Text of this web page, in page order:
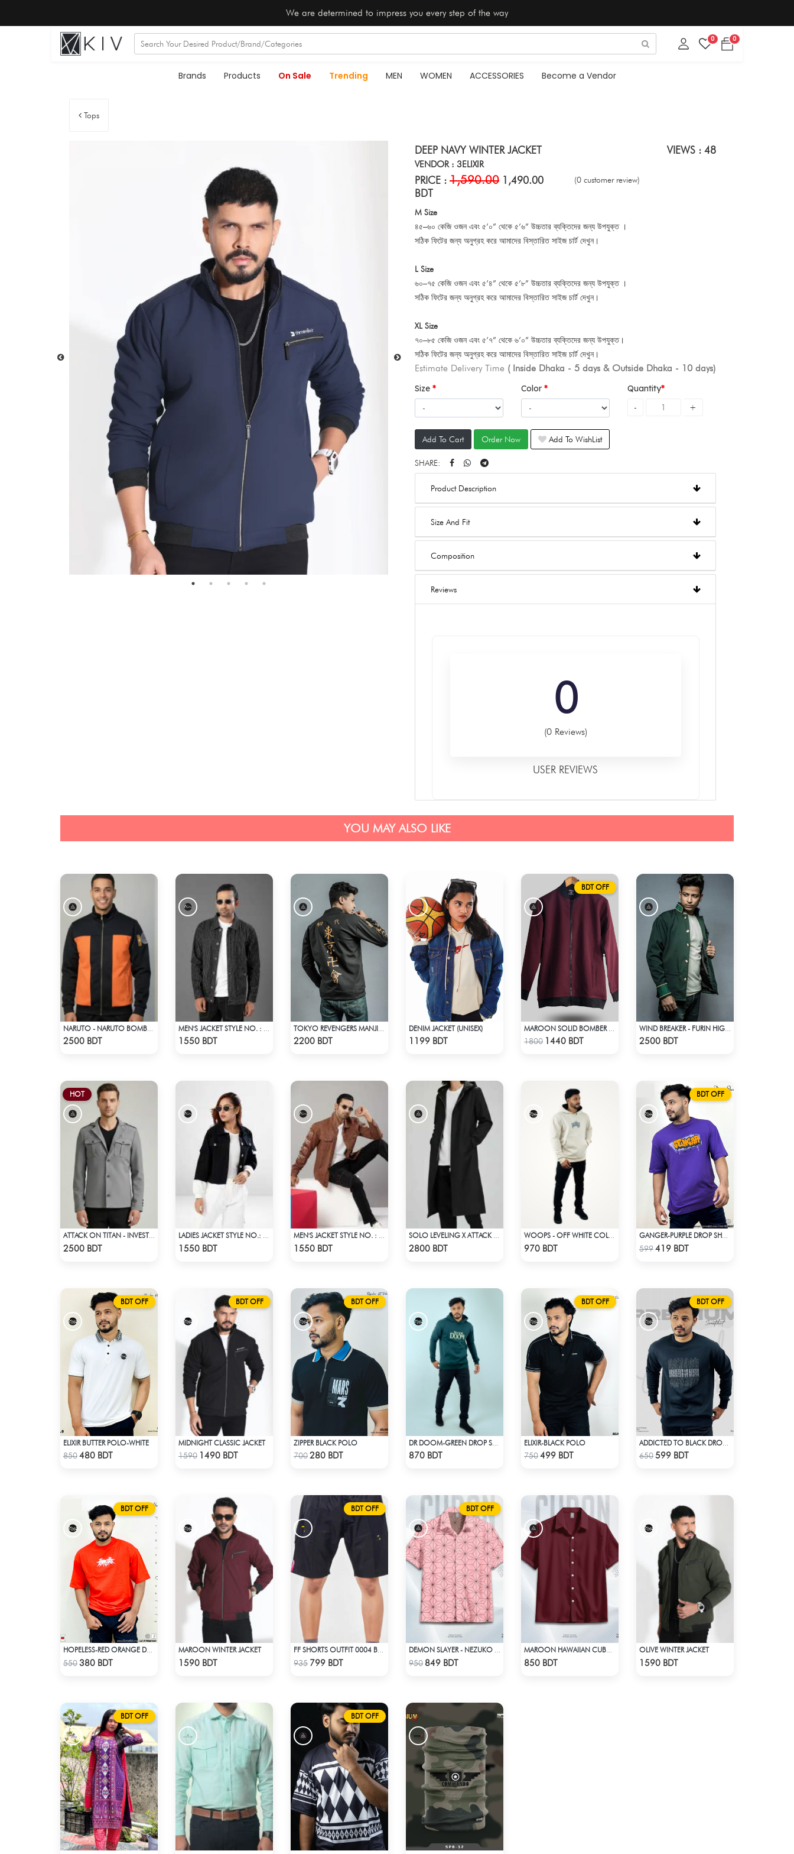
We are determined to impress you every step of the way
0 0
Brands Products On Sale Trending MEN WOMEN ACCESSORIES Become a Vendor
Tops
DEEP NAVY WINTER JACKET VIEWS : 48
VENDOR : 3ELIXIR
PRICE : 1,590.00 1,490.00
BDT
(0 customer review)
M Size
৪৫–৬০ কেজি ওজন এবং ৫’০” থেকে ৫’৬” উচ্চতার ব্যক্তিদের জন্য উপযুক্ত ।
সঠিক ফিটের জন্য অনুগ্রহ করে আমাদের বিস্তারিত সাইজ চার্ট দেখুন।
L Size
৬০–৭৫ কেজি ওজন এবং ৫’৪” থেকে ৫’৮” উচ্চতার ব্যক্তিদের জন্য উপযুক্ত ।
সঠিক ফিটের জন্য অনুগ্রহ করে আমাদের বিস্তারিত সাইজ চার্ট দেখুন।
XL Size
৭০–৮৫ কেজি ওজন এবং ৫’৭” থেকে ৬’০” উচ্চতার ব্যক্তিদের জন্য উপযুক্ত।
সঠিক ফিটের জন্য অনুগ্রহ করে আমাদের বিস্তারিত সাইজ চার্ট দেখুন।
Estimate Delivery Time ( Inside Dhaka - 5 days & Outside Dhaka - 10 days)
Size Color Quantity
Add To Cart Order Now Add To WishList
SHARE:
Product Description
Size And Fit
Composition
Reviews
0
(0 Reviews)
USER REVIEWS
YOU MAY ALSO LIKE
2500 BDT 1550 BDT 2200 BDT
DENIM JACKET (UNISEX)
1199 BDT
BDT OFF
Check Product
1800 1440 BDT 2500 BDT
HOT
2500 BDT 1550 BDT 1550 BDT 2800 BDT
WOOPS - OFF WHITE COLOR DROP SHOULDER HOODIE
970 BDT
BDT OFF
Check Product
599419 BDT
BDT OFF
Check Product
ELIXIR BUTTER POLO-WHITE
850480 BDT
BDT OFF
Check Product
MIDNIGHT CLASSIC JACKET
1590 1490 BDT
BDT OFF
Check Product
ZIPPER BLACK POLO
700280 BDT 870 BDT
BDT OFF
Check Product
ELIXIR-BLACK POLO
750499 BDT
BDT OFF
Check Product
650599 BDT
BDT OFF
Check Product
HOPELESS-RED ORANGE DROP SHOULDER T- SHIRT
550380 BDT
MAROON WINTER JACKET
1590 BDT
BDT OFF
Check Product
935 799 BDT
BDT OFF
Check Product
950 849 BDT 850 BDT
OLIVE WINTER JACKET
1590 BDT
BDT OFF BDT OFF